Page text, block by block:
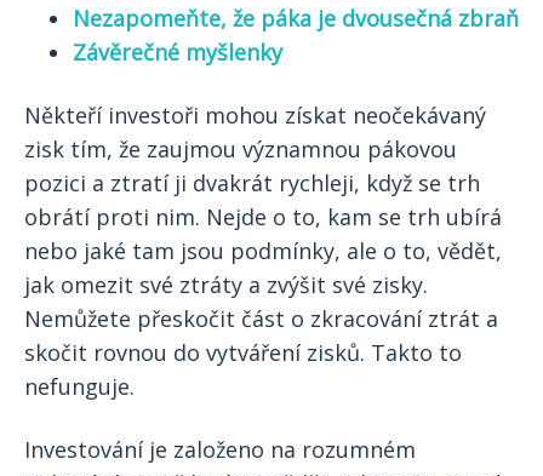
Nezapomeňte, že páka je dvousečná zbraň
Závěrečné myšlenky
Někteří investoři mohou získat neočekávaný
zisk tím, že zaujmou významnou pákovou
pozici a ztratí ji dvakrát rychleji, když se trh
obrátí proti nim. Nejde o to, kam se trh ubírá
nebo jaké tam jsou podmínky, ale o to, vědět,
jak omezit své ztráty a zvýšit své zisky.
Nemůžete přeskočit část o zkracování ztrát a
skočit rovnou do vytváření zisků. Takto to
nefunguje.
Investování je založeno na rozumném